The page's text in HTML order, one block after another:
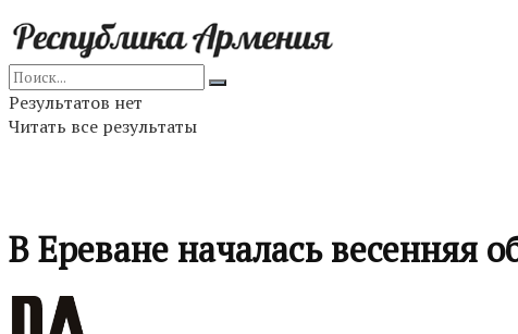
Результатов нет
Читать все результаты
В Ереване началась весенняя